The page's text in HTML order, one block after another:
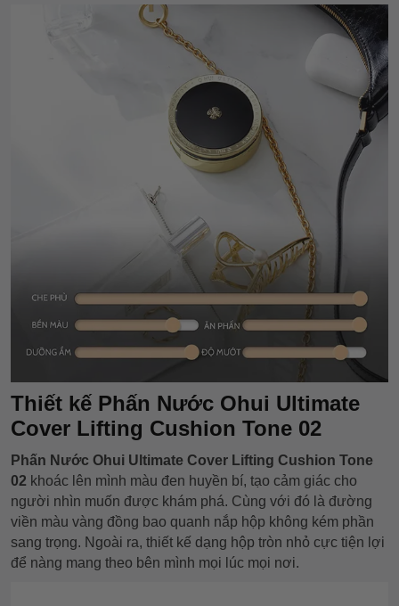
Thiết kế Phấn Nước Ohui Ultimate
Cover Lifting Cushion Tone 02
Phấn Nước Ohui Ultimate Cover Lifting Cushion Tone
02 khoác lên mình màu đen huyền bí, tạo cảm giác cho
người nhìn muốn được khám phá. Cùng với đó là đường
viền màu vàng đồng bao quanh nắp hộp không kém phần
sang trọng. Ngoài ra, thiết kế dạng hộp tròn nhỏ cực tiện lợi
để nàng mang theo bên mình mọi lúc mọi nơi.